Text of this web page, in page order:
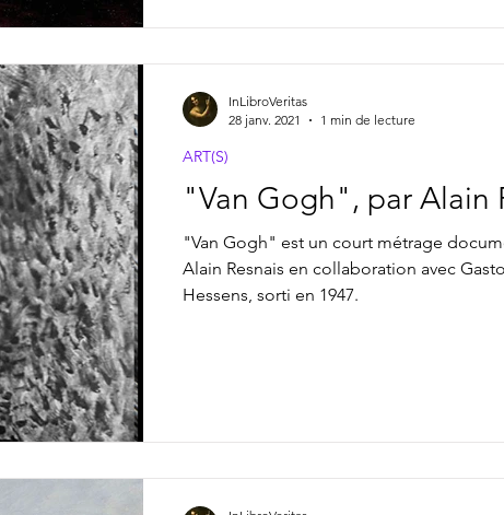
"Van Gogh", par Alain
"Van Gogh" est un court métrage
Alain Resnais en collaboration avec Gaston Diehl et Robert
Hessens, sorti en 1947.
ART(S)
InLibroVeritas
28 janv. 2021
1 min de lecture